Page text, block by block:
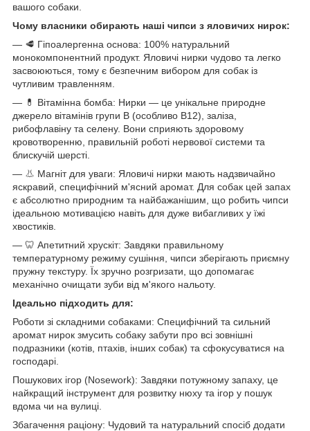
вашого собаки.
Чому власники обирають наші чипси з яловичих нирок:
— 🥩 Гіпоалергенна основа: 100% натуральний
монокомпонентний продукт. Яловичі нирки чудово та легко
засвоюються, тому є безпечним вибором для собак із
чутливим травленням.
— 💊 Вітамінна бомба: Нирки — це унікальне природне
джерело вітамінів групи В (особливо В12), заліза,
рибофлавіну та селену. Вони сприяють здоровому
кровотворенню, правильній роботі нервової системи та
блискучій шерсті.
— 👃 Магніт для уваги: Яловичі нирки мають надзвичайно
яскравий, специфічний м'ясний аромат. Для собак цей запах
є абсолютно природним та найбажанішим, що робить чипси
ідеальною мотивацією навіть для дуже вибагливих у їжі
хвостиків.
— 🦷 Апетитний хрускіт: Завдяки правильному
температурному режиму сушіння, чипси зберігають приємну
пружну текстуру. Їх зручно розгризати, що допомагає
механічно очищати зуби від м'якого нальоту.
Ідеально підходить для:
Роботи зі складними собаками: Специфічний та сильний
аромат нирок змусить собаку забути про всі зовнішні
подразники (котів, птахів, інших собак) та сфокусуватися на
господарі.
Пошукових ігор (Nosework): Завдяки потужному запаху, це
найкращий інструмент для розвитку нюху та ігор у пошук
вдома чи на вулиці.
Збагачення раціону: Чудовий та натуральний спосіб додати